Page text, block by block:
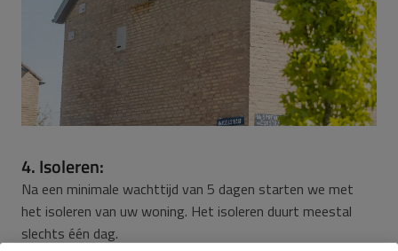
4. Isoleren:
Na een minimale wachttijd van 5 dagen starten we met
het isoleren van uw woning. Het isoleren duurt meestal
slechts één dag.